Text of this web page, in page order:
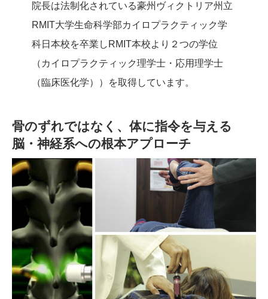
院長は法制化されている豪州ヴィクトリア州立
RMIT大学生命科学部カイロプラクティック学
科日本校を卒業しRMIT本校より２つの学位
（カイロプラクティック理学士・応用理学士
（臨床医化学））を取得しています。
骨のずれではなく、体に指令を与える
脳・神経系への根本アプローチ